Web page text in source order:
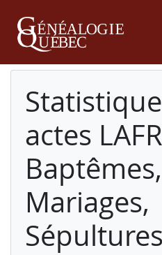
actes
Baptêmes,
Mariages,
Sépultures